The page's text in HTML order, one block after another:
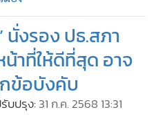
นั่งรอง ปธ.สภา
าที่ให้ดีที่สุด อาจ
ข้อบังคับ
บปรุง: 31 ก.ค. 2568 13:31